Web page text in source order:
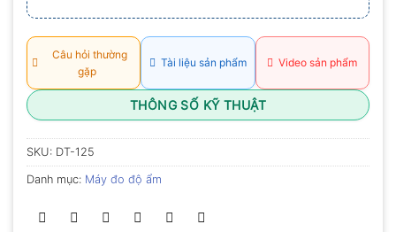
Câu hỏi thường
gặp
Tài liệu sản phẩm Video sản phẩm
THÔNG SỐ KỸ THUẬT
SKU: DT-125
Danh mục: Máy đo độ ẩm